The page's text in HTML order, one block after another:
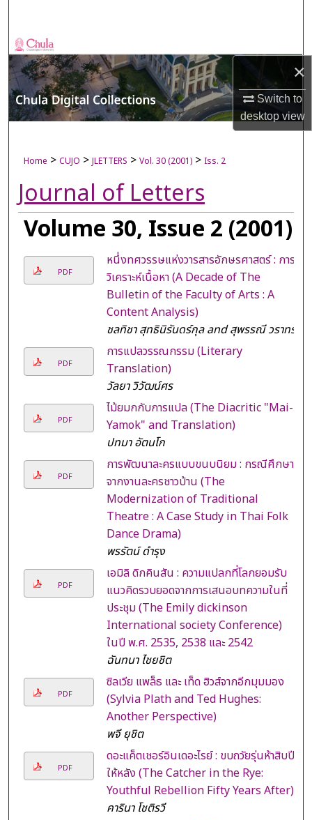
×
Switch to
desktopview
Browse Collections
My Account
About
Digital Commons Network™
Home > CUJO > JLETTERS > Vol. 30 (2001) > Iss. 2
Journal of Letters
Volume 30, Issue 2 (2001)
PDF
หนึ่งทศวรรษแห่งวารสารอักษรศาสตร์ : การ
วิเคราะห์เนื้อหา (A Decade of The
Bulletin of the Faculty of Arts : A
Content Analysis)
ชลทิชา สุทธินิรันดร์กุล and สุพรรณี วราทร
PDF
การแปลวรรณกรรม (Literary
Translation)
วัลยา วิวัฒน์ศร
PDF
ไม้ยมกกับการแปล (The Diacritic "Mai-
Yamok" and Translation)
ปทมา อัตนโก
PDF
การพัฒนาละครแบบขนบนิยม : กรณีศึกษา
จากงานละครชาวบ้าน (The
Modernization of Traditional
Theatre : A Case Study in Thai Folk
Dance Drama)
พรรัตน์ ดำรุง
PDF
เอมิลิ ดิกคินสัน : ความแปลกที่โลกยอมรับ
แนวคิดรวบยอดจากการเสนอบทความในที่
ประชุม (The Emily dickinson
International society Conference)
ในปี พ.ศ. 2535, 2538 และ 2542
ฉันทนา ไชยชิต
PDF
ซิลเวีย แพล็ธ และ เท็ด ฮิวส์จากอีกมุมมอง
(Sylvia Plath and Ted Hughes:
Another Perspective)
พจี ยุชิต
PDF
ดอะแค็ตเชอร์อินเดอะไรย์ : ขบถวัยรุ่นห้าสิบปี
ให้หลัง (The Catcher in the Rye:
Youthful Rebellion Fifty Years After)
คารินา โชติรวี